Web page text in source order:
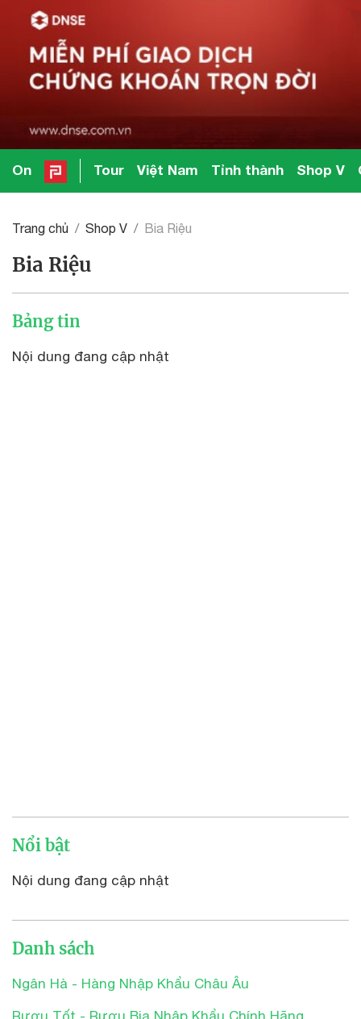
On Tour Việt Nam Tỉnh thành Shop V
Trang chủ Shop V Bia Riệu
Bia Riệu
Bảng tin
Nội dung đang cập nhật
Nổi bật
Nội dung đang cập nhật
Danh sách
Ngân Hà - Hàng Nhập Khẩu Châu Âu
Rượu Tốt - Rượu Bia Nhập Khẩu Chính Hãng